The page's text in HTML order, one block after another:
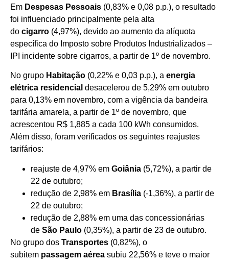
Em Despesas Pessoais (0,83% e 0,08 p.p.), o resultado
foi influenciado principalmente pela alta
do cigarro (4,97%), devido ao aumento da alíquota
específica do Imposto sobre Produtos Industrializados –
IPI incidente sobre cigarros, a partir de 1º de novembro.
No grupo Habitação (0,22% e 0,03 p.p.), a energia
elétrica residencial desacelerou de 5,29% em outubro
para 0,13% em novembro, com a vigência da bandeira
tarifária amarela, a partir de 1º de novembro, que
acrescentou R$ 1,885 a cada 100 kWh consumidos.
Além disso, foram verificados os seguintes reajustes
tarifários:
reajuste de 4,97% em Goiânia (5,72%), a partir de
22 de outubro;
redução de 2,98% em Brasília (-1,36%), a partir de
22 de outubro;
redução de 2,88% em uma das concessionárias
de São Paulo (0,35%), a partir de 23 de outubro.
No grupo dos Transportes (0,82%), o
subitem passagem aérea subiu 22,56% e teve o maior